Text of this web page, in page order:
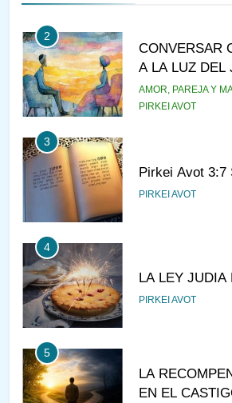
2
CONVERSAR
A LA LUZ DEL
AMOR, PAREJA Y
PIRKEI AVOT
3
Pirkei Avot 3:7
PIRKEI AVOT
4
LA LEY JUDIA
PIRKEI AVOT
5
LA
EN EL